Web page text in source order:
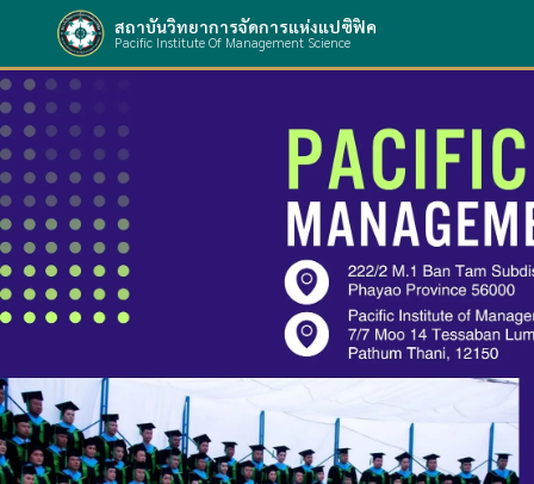
สถาบันวิทยาการจัดการแห่งแปซิฟิค
Pacific Institute Of Management Science